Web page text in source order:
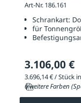
Klappdach
Art-Nr. 186.161
Schrankart:
für
3.106,00 €
6 weitere Farben